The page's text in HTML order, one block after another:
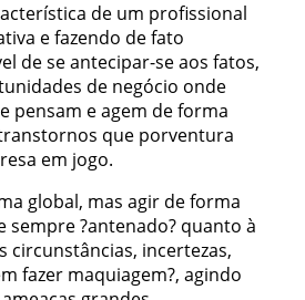
de um profissional
e fazendo de fato
de se antecipar-se aos fatos,
de negócio onde
pensam e agem de forma
que porventura
em jogo.
global, mas agir de forma
sempre ?antenado? quanto à
circunstâncias, incertezas,
fazer maquiagem?, agindo